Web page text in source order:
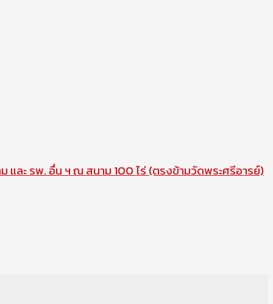
ละ รพ. อื่น ฯ ณ สนาม 100 ไร่ (ตรงข้ามวัดพระศรีอารย์)